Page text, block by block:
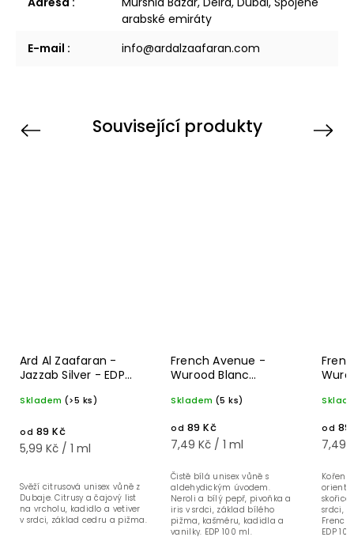
arabské emiráty
E-mail : info@ardalzaafaran.com
Související produkty
Previous
Ard Al Zaafaran -
Jazzab Silver - EDP
Skladem (>5 ks)
od 89 Kč
5,99 Kč / 1 ml
Svěží citrusová unisex vůně z
Dubaje. Citrusy a čajový list
na vrcholu, kadidlo a vetiver
v srdci, základ cedru a pižma.
French Avenue -
Wurood Blanc
- 100 ml
Skladem (5 ks)
od 89 Kč
7,49 Kč / 1 ml
Čistě bílá unisex vůně s
aldehydickým úvodem.
Neroli a bílý pepř, pivoňka a
iris v srdci, základ bílého
pižma, kašméru, kadidla a
vanilky. EDP 100 ml.
od 89
7,49
srdci,
French
EDP
Next